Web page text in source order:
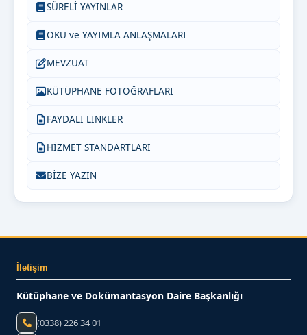
SÜRELİ YAYINLAR
OKU ve YAYIMLA ANLAŞMALARI
MEVZUAT
KÜTÜPHANE FOTOĞRAFLARI
FAYDALI LİNKLER
HİZMET STANDARTLARI
BİZE YAZIN
İletişim
Kütüphane ve Dokümantasyon Daire Başkanlığı
(0338) 226 34 01